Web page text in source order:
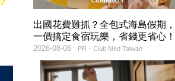
出國花費難抓？全包式海島假期，
一價搞定食宿玩樂，省錢更省心！
PR・Club Med Taiwan
2026-08-06